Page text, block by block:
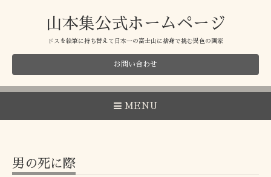
山本集公式ホームページ
ドスを絵筆に持ち替えて日本一の富士山に捨身で挑む異色の画家
お問い合わせ
MENU
男の死に際